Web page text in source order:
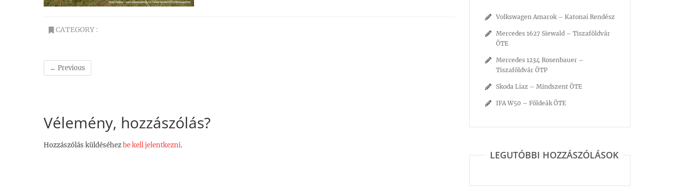
CATEGORY :
← Previous
Vélemény, hozzászólás?
Hozzászólás küldéséhezbe kell jelentkezni.
Volkswagen Amarok – Katonai Rendész
Mercedes 1627 Siewald – Tiszaföldvár
ÖTE
Mercedes 1234 Rosenbauer –
Tiszaföldvár ÖTP
Skoda Liaz – Mindszent ÖTE
IFA W50 – Földeák ÖTE
LEGUTÓBBI HOZZÁSZÓLÁSOK